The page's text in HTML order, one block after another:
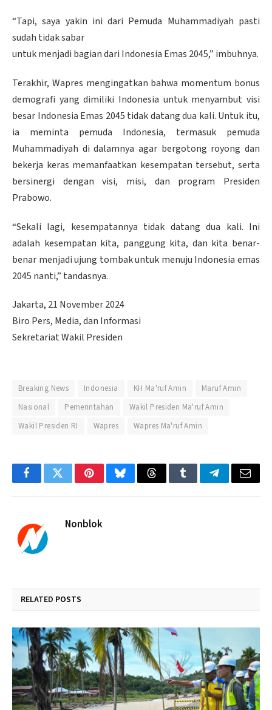
“Tapi, saya yakin ini dari Pemuda Muhammadiyah pasti
sudah tidak sabar
untuk menjadi bagian dari Indonesia Emas 2045,” imbuhnya.
Terakhir, Wapres mengingatkan bahwa momentum bonus
demografi yang dimiliki Indonesia untuk menyambut visi
besar Indonesia Emas 2045 tidak datang dua kali. Untuk itu,
ia meminta pemuda Indonesia, termasuk pemuda
Muhammadiyah di dalamnya agar bergotong royong dan
bekerja keras memanfaatkan kesempatan tersebut, serta
bersinergi dengan visi, misi, dan program Presiden
Prabowo.
“Sekali lagi, kesempatannya tidak datang dua kali. Ini
adalah kesempatan kita, panggung kita, dan kita benar-
benar menjadi ujung tombak untuk menuju Indonesia emas
2045 nanti,” tandasnya.
Jakarta, 21 November 2024
Biro Pers, Media, dan Informasi
Sekretariat Wakil Presiden
Breaking News Indonesia KH Ma'ruf Amin
Maruf Amin
Nasional
Pemerintahan
Wakil Presiden Ma'ruf Amin
Wakil Presiden RI
Wapres Wapres Ma'ruf Amin
FacebookTwitterPinterestBlueskyThreadsTumblrTelegramEmail
Nonblok
RELATED POSTS